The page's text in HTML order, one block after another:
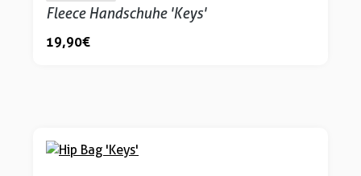
Fleece Handschuhe 'Keys'
19,90 €